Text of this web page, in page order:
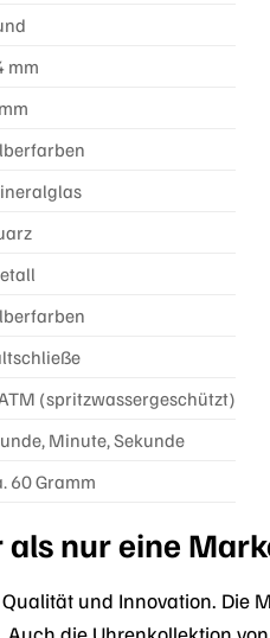
mm
(spritzwassergeschützt)
Minute, Sekunde
60 Gramm
nur eine
und Innovation. Die
Auch die Uhrenkollektion